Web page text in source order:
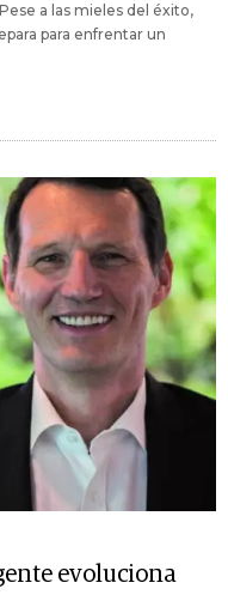
a las mieles del éxito,
para enfrentar un
evoluciona